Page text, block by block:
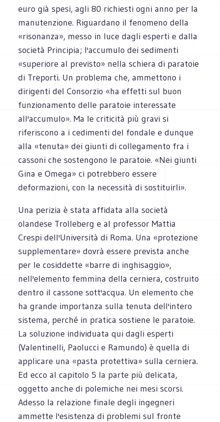
euro già spesi, agli 80 richiesti ogni anno per la
manutenzione. Riguardano il fenomeno della
«risonanza», messo in luce dagli esperti e dalla
società Principia; l'accumulo dei sedimenti
«superiore al previsto» nella schiera di paratoie
di Treporti. Un problema che, ammettono i
dirigenti del Consorzio «ha effetti sul buon
funzionamento delle paratoie interessate
all'accumulo». Ma le criticità più gravi si
riferiscono a i cedimenti del fondale e dunque
alla «tenuta» dei giunti di collegamento fra i
cassoni che sostengono le paratoie. «Nei giunti
Gina e Omega» ci potrebbero essere
deformazioni, con la necessità di sostituirli».
Una perizia è stata affidata alla società
olandese Trolleberg e al professor Mattia
Crespi dell'Università di Roma. Una «protezione
supplementare» dovrà essere prevista anche
per le cosiddette «barre di inghisaggio»,
nell'elemento femmina della cerniera, costruito
dentro il cassone sott'acqua. Un elemento che
ha grande importanza sulla tenuta dell'intero
sistema, perché in pratica sostiene le paratoie.
La soluzione individuata qui dagli esperti
(Valentinelli, Paolucci e Ramundo) è quella di
applicare una «pasta protettiva» sulla cerniera.
Ed ecco al capitolo 5 la parte più delicata,
oggetto anche di polemiche nei mesi scorsi.
Adesso la relazione finale degli ingegneri
ammette l'esistenza di problemi sul fronte